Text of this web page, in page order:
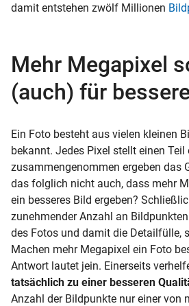
damit entstehen zwölf Millionen
Mehr Megapixel
(auch) für
Ein Foto besteht aus vielen kleinen
bekannt. Jedes Pixel stellt einen Teil
zusammengenommen ergeben das
das folglich nicht auch, dass mehr
ein besseres Bild ergeben?
zunehmender Anzahl an
des Fotos und damit die Detailfülle,
Machen mehr Megapixel ein Foto
Antwort lautet jein. Einerseits
tatsächlich zu einer besseren
Anzahl der Bildpunkte nur einer von